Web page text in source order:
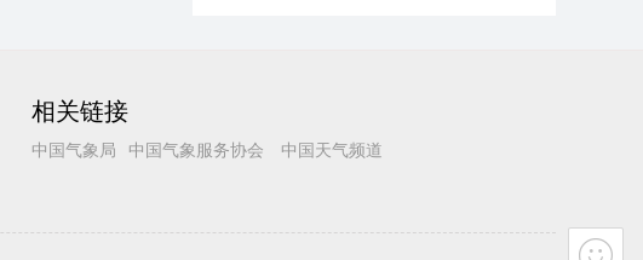
相关链接
中国气象局 中国气象服务协会 中国天气频道